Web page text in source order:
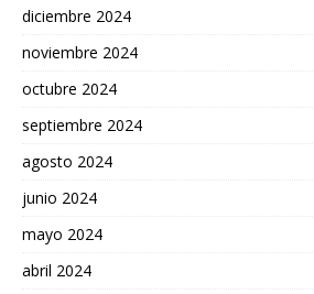
diciembre 2024
noviembre 2024
octubre 2024
septiembre 2024
agosto 2024
junio 2024
mayo 2024
abril 2024